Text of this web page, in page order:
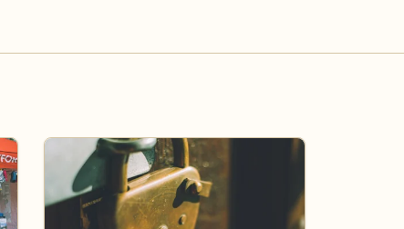
Bli DNT-medlem